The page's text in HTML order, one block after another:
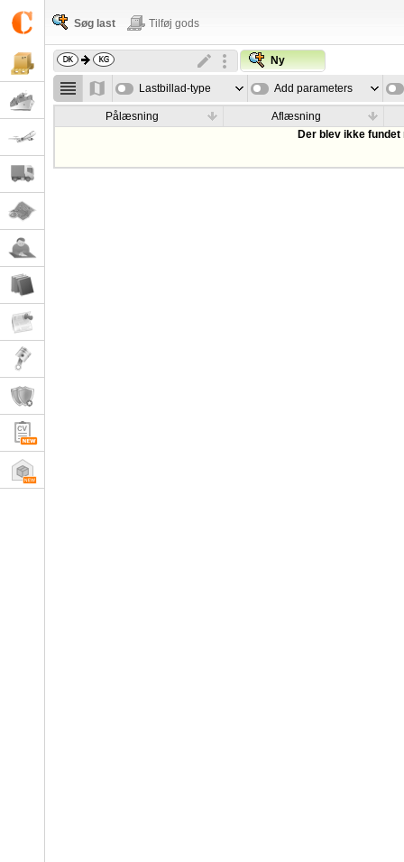
Søg last Tilføj gods
Ny
Lastbillad-type Add parameters
Pålæsning
Aflæsning
Der blev ikke